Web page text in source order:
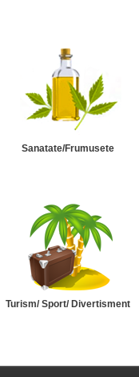
Sanatate/Frumusete
Turism/ Sport/ Divertisment